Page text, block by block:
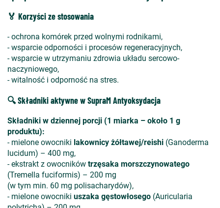
🏅 Korzyści ze stosowania
- ochrona komórek przed wolnymi rodnikami,
- wsparcie odporności i procesów regeneracyjnych,
- wsparcie w utrzymaniu zdrowia układu sercowo-
naczyniowego,
- witalność i odporność na stres.
🔍 Składniki aktywne w SupraM Antyoksydacja
Składniki w dziennej porcji (1 miarka – około 1 g
produktu):
- mielone owocniki lakownicy żółtawej/reishi (Ganoderma
lucidum) – 400 mg,
- ekstrakt z owocników trzęsaka morszczynowatego
(Tremella fuciformis) – 200 mg
(w tym min. 60 mg polisacharydów),
- mielone owocniki uszaka gęstowłosego (Auricularia